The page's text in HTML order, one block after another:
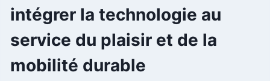
intégrer la technologie au
service du plaisir et de la
mobilité durable